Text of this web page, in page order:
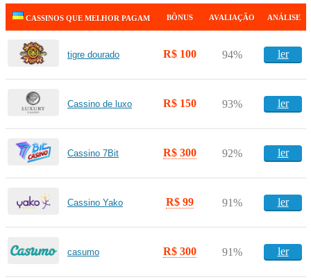
CASSINOS QUE MELHOR PAGAM BÔNUS AVALIAÇÃO ANÁLISE
tigre dourado R$ 100 94% ler
Cassino de luxo R$ 150 93% ler
Cassino 7Bit R$ 300 92% ler
Cassino Yako R$ 99 91% ler
casumo R$ 300 91% ler